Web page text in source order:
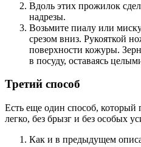
Вдоль этих прожилок
надрезы.
Возьмите пиалу или
срезом вниз. Рукояткой
поверхности кожуры.
в посуду, оставаясь
Третий способ
Есть еще один способ, который
легко, без брызг и без особых
Как и в предыдущем